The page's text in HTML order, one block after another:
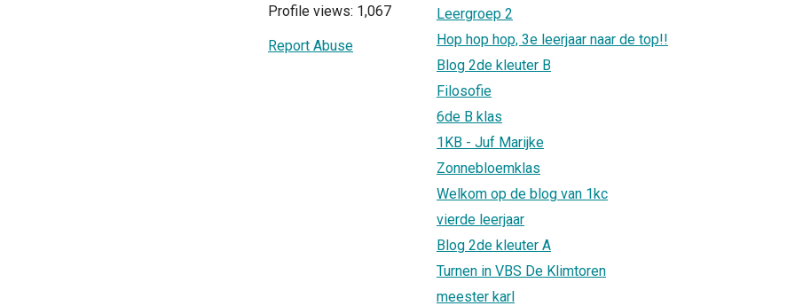
Profile views: 1,067
Report Abuse
Leergroep 2
Hop hop hop, 3e leerjaar naar de top!!
Blog 2de kleuter B
Filosofie
6de B klas
1KB - Juf Marijke
Zonnebloemklas
Welkom op de blog van 1kc
vierde leerjaar
Blog 2de kleuter A
Turnen in VBS De Klimtoren
meester karl